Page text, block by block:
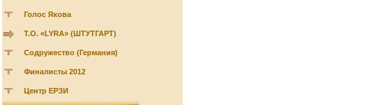
Голос Якова
Т.О. «LYRA» (ШТУТГАРТ)
Содружество (Германия)
Финалисты 2012
Центр ЕРЗИ